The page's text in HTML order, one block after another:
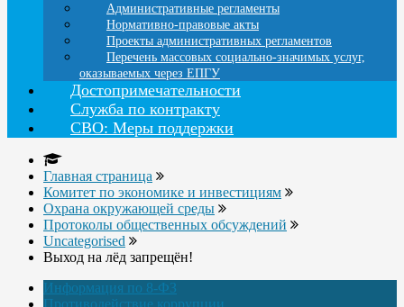
Административные регламенты
Нормативно-правовые акты
Проекты административных регламентов
Перечень массовых социально-значимых услуг,
оказываемых через ЕПГУ
Достопримечательности
Служба по контракту
СВО: Меры поддержки
Главная страница
Комитет по экономике и инвестициям
Охрана окружающей среды
Протоколы общественных обсуждений
Uncategorised
Выход на лëд запрещëн!
Информация по 8-ФЗ
Противодействие коррупции